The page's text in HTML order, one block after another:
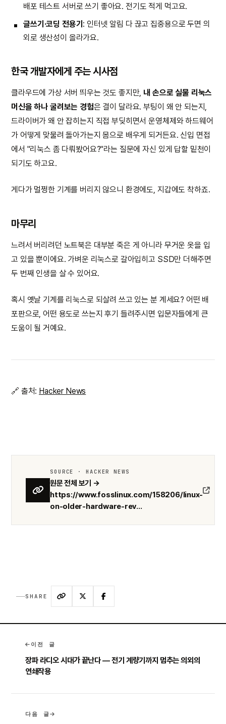
배포 테스트 서버로 쓰기 좋아요. 전기도 적게 먹고요.
글쓰기·코딩 전용기 : 인터넷 알림 다 끊고 집중용으로 두면 의
외로 생산성이 올라가요.
한국 개발자에게 주는 시사점
클라우드에 가상 서버 띄우는 것도 좋지만, 내 손으로 실물 리눅스
머신을 하나 굴려보는 경험은 결이 달라요. 부팅이 왜 안 되는지,
드라이버가 왜 안 잡히는지 직접 부딪히면서 운영체제와 하드웨어
가 어떻게 맞물려 돌아가는지 몸으로 배우게 되거든요. 신입 면접
에서 "리눅스 좀 다뤄봤어요?"라는 질문에 자신 있게 답할 밑천이
되기도 하고요.
게다가 멀쩡한 기계를 버리지 않으니 환경에도, 지갑에도 착하죠.
마무리
느려서 버리려던 노트북은 대부분 죽은 게 아니라 무거운 옷을 입
고 있을 뿐이에요. 가벼운 리눅스로 갈아입히고 SSD만 더해주면
두 번째 인생을 살 수 있어요.
혹시 옛날 기계를 리눅스로 되살려 쓰고 있는 분 계세요? 어떤 배
포판으로, 어떤 용도로 쓰는지 후기 들려주시면 입문자들에게 큰
도움이 될 거예요.
🔗 출처: Hacker News
SOURCE · HACKER NEWS
원문 전체 보기 →
https://www.fosslinux.com/158206/linux-
on-older-hardware-rev...
SHARE
이전 글
장파 라디오 시대가 끝난다 — 전기 계량기까지 멈추는 의외의
연쇄작용
다음 글